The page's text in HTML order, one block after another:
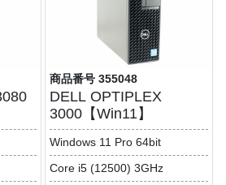
商品番号 355048
DELL OPTIPLEX
3000【Win11】
Windows 11 Pro 64bit
Core i5 (12500) 3GHz